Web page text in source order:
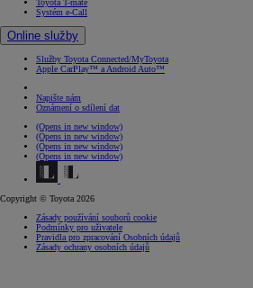
Toyota T-mate
Systém e-Call
Online služby
Služby Toyota Connected/MyToyota
Apple CarPlay™ a Android Auto™
Napište nám
Oznámení o sdílení dat
(Opens in new window)
(Opens in new window)
(Opens in new window)
(Opens in new window)
Copyright © Toyota 2026
Zásady používání souborů cookie
Podmínky pro uživatele
Pravidla pro zpracování Osobních údajů
Zásady ochrany osobních údajů